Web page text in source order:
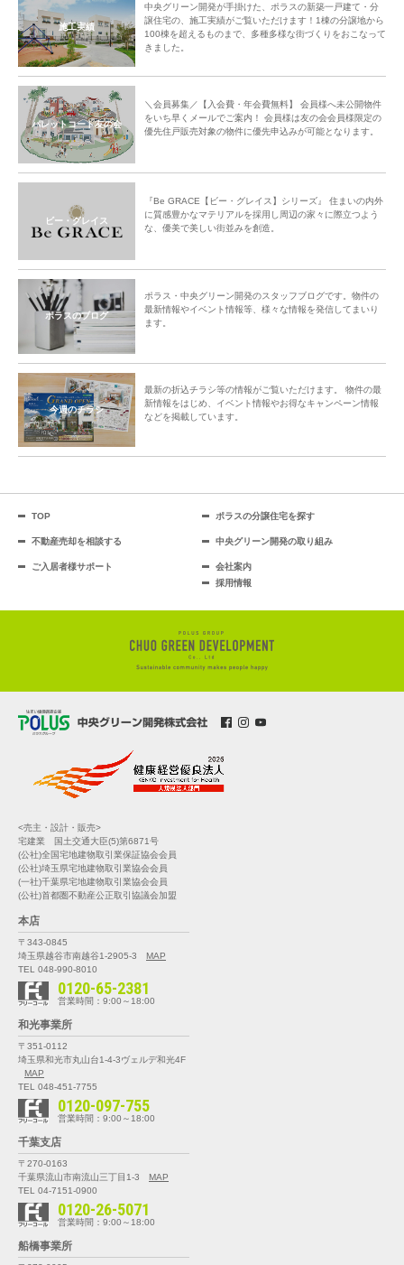
施工実績
中央グリーン開発が手掛けた、ポラスの新築一戸建て・分
譲住宅の、施工実績がご覧いただけます！1棟の分譲地から
100棟を超えるものまで、多種多様な街づくりをおこなって
きました。
パレットコート友の会
＼会員募集／【入会費・年会費無料】 会員様へ未公開物件
をいち早くメールでご案内！ 会員様は友の会会員様限定の
優先住戸販売対象の物件に優先申込みが可能となります。
ビー・グレイス
『Be GRACE【ビー・グレイス】シリーズ』 住まいの内外
に質感豊かなマテリアルを採用し周辺の家々に際立つよう
な、優美で美しい街並みを創造。
ポラスのブログ
ポラス・中央グリーン開発のスタッフブログです。物件の
最新情報やイベント情報等、様々な情報を発信してまいり
ます。
今週のチラシ
最新の折込チラシ等の情報がご覧いただけます。 物件の最
新情報をはじめ、イベント情報やお得なキャンペーン情報
などを掲載しています。
TOP ポラスの分譲住宅を探す
不動産売却を相談する 中央グリーン開発の取り組み
ご入居者様サポート
会社案内
採用情報
<売主・設計・販売>
宅建業 国土交通大臣(5)第6871号
(公社)全国宅地建物取引業保証協会会員
(公社)埼玉県宅地建物取引業協会会員
(一社)千葉県宅地建物取引業協会会員
(公社)首都圏不動産公正取引協議会加盟
本店
〒343-0845
埼玉県越谷市南越谷1-2905-3
MAP
TEL 048-990-8010
0120-65-2381
営業時間：9:00～18:00
和光事業所
〒351-0112
埼玉県和光市丸山台1-4-3ヴェルデ和光4F
MAP
TEL 048-451-7755
0120-097-755
営業時間：9:00～18:00
千葉支店
〒270-0163
千葉県流山市南流山三丁目1-3
MAP
TEL 04-7151-0900
0120-26-5071
営業時間：9:00～18:00
船橋事業所